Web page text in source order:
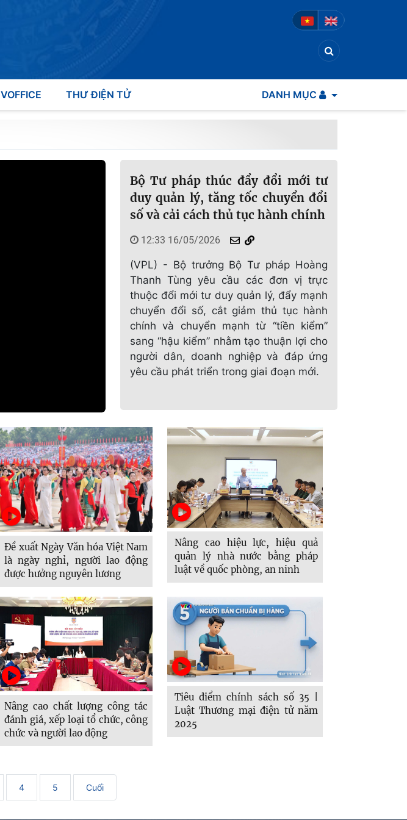
VOFFICE THƯ ĐIỆN TỬ DANH MỤC
Bộ Tư pháp thúc đẩy đổi mới tư
duy quản lý, tăng tốc chuyển đổi
số và cải cách thủ tục hành chính
12:33 16/05/2026
(VPL) - Bộ trưởng Bộ Tư pháp Hoàng
Thanh Tùng yêu cầu các đơn vị trực
thuộc đổi mới tư duy quản lý, đẩy mạnh
chuyển đổi số, cắt giảm thủ tục hành
chính và chuyển mạnh từ “tiền kiểm”
sang “hậu kiểm” nhằm tạo thuận lợi cho
người dân, doanh nghiệp và đáp ứng
yêu cầu phát triển trong giai đoạn mới.
Đề xuất Ngày Văn hóa Việt Nam
là ngày nghỉ, người lao động
được hưởng nguyên lương
Nâng cao hiệu lực, hiệu quả
quản lý nhà nước bằng pháp
luật về quốc phòng, an ninh
Nâng cao chất lượng công tác
đánh giá, xếp loại tổ chức, công
chức và người lao động
Tiêu điểm chính sách số 35 |
Luật Thương mại điện tử năm
2025
4 5 Cuối